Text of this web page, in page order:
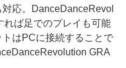
応。DanceDanceRevol
れば足でのプレイも可能
はPCに接続することで
GRA